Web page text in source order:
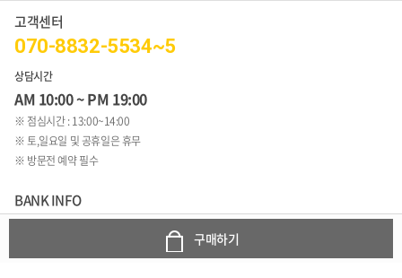
구매하기
고객센터
070-8832-5534~5
상담시간
AM 10:00 ~ PM 19:00
※ 점심시간 : 13:00~14:00
※ 토,일요일 및 공휴일은 휴무
※ 방문전 예약 필수
BANK INFO
349401-04-277713
예금주 : 이지연(로코망고)